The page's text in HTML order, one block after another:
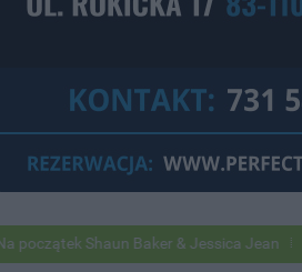
Shaun Baker & Jessica Jean